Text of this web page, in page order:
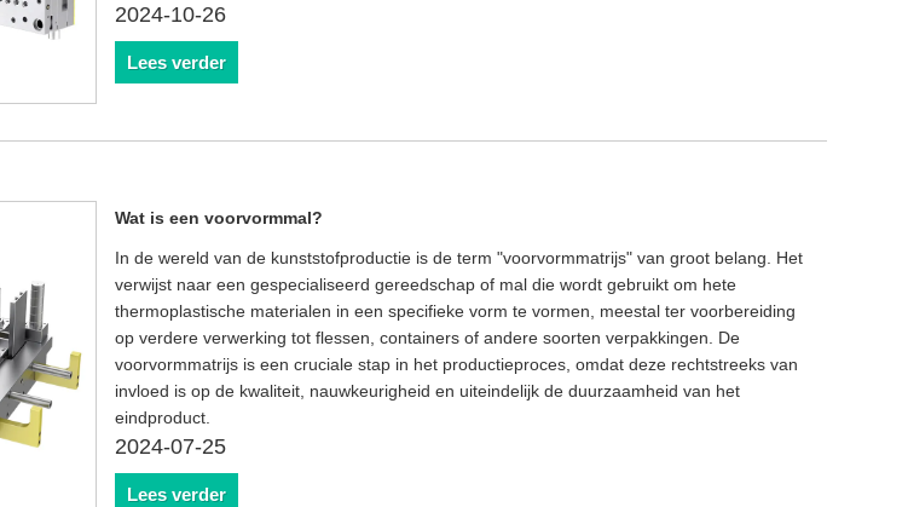
2024-10-26
Lees verder
Wat is een voorvormmal?
In de wereld van de kunststofproductie is de term "voorvormmatrijs" van groot belang. Het
verwijst naar een gespecialiseerd gereedschap of mal die wordt gebruikt om hete
thermoplastische materialen in een specifieke vorm te vormen, meestal ter voorbereiding
op verdere verwerking tot flessen, containers of andere soorten verpakkingen. De
voorvormmatrijs is een cruciale stap in het productieproces, omdat deze rechtstreeks van
invloed is op de kwaliteit, nauwkeurigheid en uiteindelijk de duurzaamheid van het
eindproduct.
2024-07-25
Lees verder